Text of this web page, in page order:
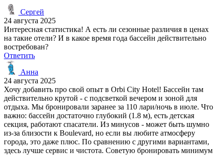
Сергей
24 августа 2025
Интересная статистика! А есть ли сезонные различия в ценах
на такие отели? И в какое время года бассейн действительно
востребован?
Ответить
Анна
24 августа 2025
Хочу добавить про свой опыт в Orbi City Hotel! Бассейн там
действительно крутой - с подсветкой вечером и зоной для
отдыха. Мы бронировали заранее за 110 лари/ночь в июле. Что
важно: бассейн достаточно глубокий (1.8 м), есть детская
секция, работают спасатели. Из минусов - может быть шумно
из-за близости к Boulevard, но если вы любите атмосферу
города, это даже плюс. По сравнению с другими вариантами,
здесь лучше сервис и чистота. Советую бронировать минимум